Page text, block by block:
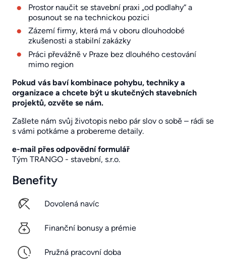
Prostor naučit se stavební praxi „od podlahy“ a
posunout se na technickou pozici
Zázemí firmy, která má v oboru dlouhodobé
zkušenosti a stabilní zakázky
Práci převážně v Praze bez dlouhého cestování
mimo region
Pokud vás baví kombinace pohybu, techniky a
organizace a chcete být u skutečných stavebních
projektů, ozvěte se nám.
Zašlete nám svůj životopis nebo pár slov o sobě – rádi se
s vámi potkáme a probereme detaily.
e-mail přes odpovědní formulář
Tým TRANGO - stavební, s.r.o.
Benefity
Dovolená navíc
Finanční bonusy a prémie
Pružná pracovní doba